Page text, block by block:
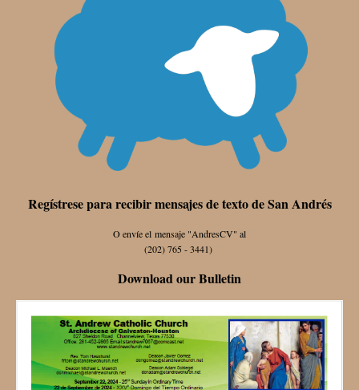
Regístrese para recibir mensajes de texto de San Andrés
O envíe el mensaje "AndresCV" al
(202) 765 - 3441)
Download our Bulletin